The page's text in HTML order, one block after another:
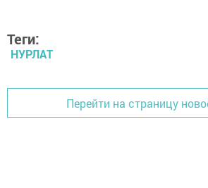
Теги:
НУРЛАТ
Перейти на страницу